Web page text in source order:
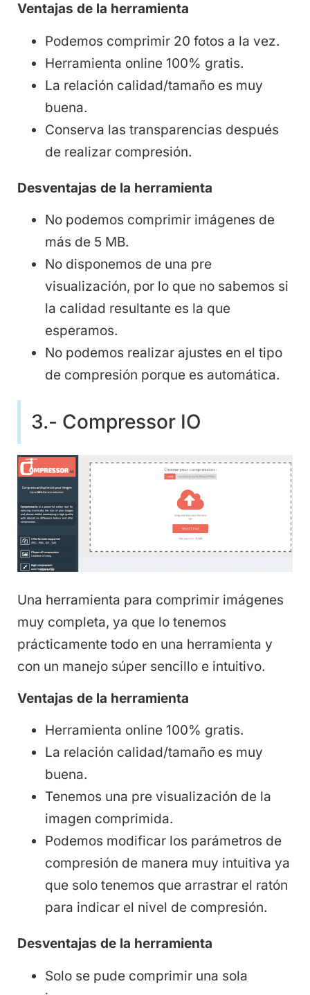
Ventajas de la herramienta
Podemos comprimir 20 fotos a la vez.
Herramienta online 100% gratis.
La relación calidad/tamaño es muy
buena.
Conserva las transparencias después
de realizar compresión.
Desventajas de la herramienta
No podemos comprimir imágenes de
más de 5 MB.
No disponemos de una pre
visualización, por lo que no sabemos si
la calidad resultante es la que
esperamos.
No podemos realizar ajustes en el tipo
de compresión porque es automática.
3.- Compressor IO
Una herramienta para comprimir imágenes
muy completa, ya que lo tenemos
prácticamente todo en una herramienta y
con un manejo súper sencillo e intuitivo.
Ventajas de la herramienta
Herramienta online 100% gratis.
La relación calidad/tamaño es muy
buena.
Tenemos una pre visualización de la
imagen comprimida.
Podemos modificar los parámetros de
compresión de manera muy intuitiva ya
que solo tenemos que arrastrar el ratón
para indicar el nivel de compresión.
Desventajas de la herramienta
Solo se pude comprimir una sola